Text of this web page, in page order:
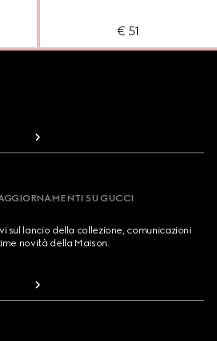
€ 51
SU GUCCI
sul lancio della collezione, comunicazioni
novità della Maison.